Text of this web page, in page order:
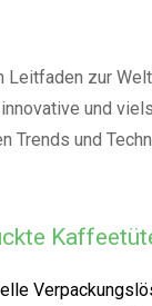
zur
und
Trends und